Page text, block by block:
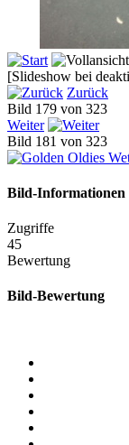
[Slideshow bei
Zurück
Bild 179 von 323
Weiter
Bild 181 von 323
Bild-Informationen
Zugriffe
45
Bewertung
Bild-Bewertung